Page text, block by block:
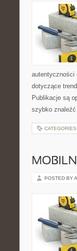
autentyczności
dotyczące
Publikacje są
szybko
CATEGORIES:
POSTED BY